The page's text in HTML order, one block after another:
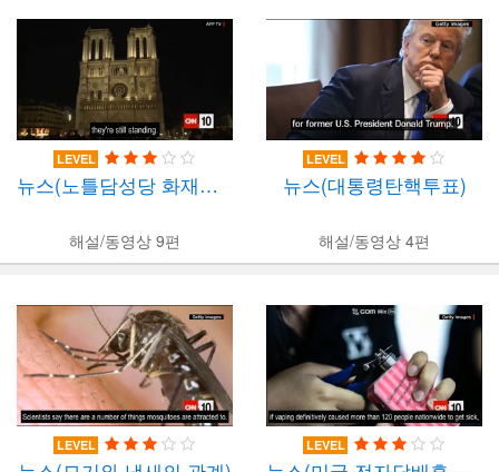
LEVEL
뉴스(노틀담성당 화재복원)
해설/동영상 9편
LEVEL
뉴스(대통령탄핵투표)
해설/동영상 4편
LEVEL LEVEL